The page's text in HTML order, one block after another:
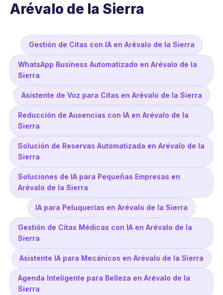
Arévalo de la Sierra
Gestión de Citas con IA en Arévalo de la Sierra
WhatsApp Business Automatizado en Arévalo de la
Sierra
Asistente de Voz para Citas en Arévalo de la Sierra
Reducción de Ausencias con IA en Arévalo de la
Sierra
Solución de Reservas Automatizada en Arévalo de la
Sierra
Soluciones de IA para Pequeñas Empresas en
Arévalo de la Sierra
IA para Peluquerías en Arévalo de la Sierra
Gestión de Citas Médicas con IA en Arévalo de la
Sierra
Asistente IA para Mecánicos en Arévalo de la Sierra
Agenda Inteligente para Belleza en Arévalo de la
Sierra